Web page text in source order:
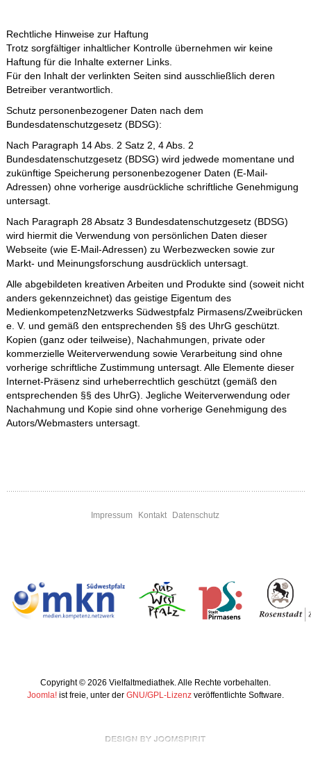
Rechtliche Hinweise zur Haftung
Trotz sorgfältiger inhaltlicher Kontrolle übernehmen wir keine
Haftung für die Inhalte externer Links.
Für den Inhalt der verlinkten Seiten sind ausschließlich deren
Betreiber verantwortlich.
Schutz personenbezogener Daten nach dem
Bundesdatenschutzgesetz (BDSG):
Nach Paragraph 14 Abs. 2 Satz 2, 4 Abs. 2
Bundesdatenschutzgesetz (BDSG) wird jedwede momentane und
zukünftige Speicherung personenbezogener Daten (E-Mail-
Adressen) ohne vorherige ausdrückliche schriftliche Genehmigung
untersagt.
Nach Paragraph 28 Absatz 3 Bundesdatenschutzgesetz (BDSG)
wird hiermit die Verwendung von persönlichen Daten dieser
Webseite (wie E-Mail-Adressen) zu Werbezwecken sowie zur
Markt- und Meinungsforschung ausdrücklich untersagt.
Alle abgebildeten kreativen Arbeiten und Produkte sind (soweit nicht
anders gekennzeichnet) das geistige Eigentum des
MedienkompetenzNetzwerks Südwestpfalz Pirmasens/Zweibrücken
e. V. und gemäß den entsprechenden §§ des UhrG geschützt.
Kopien (ganz oder teilweise), Nachahmungen, private oder
kommerzielle Weiterverwendung sowie Verarbeitung sind ohne
vorherige schriftliche Zustimmung untersagt. Alle Elemente dieser
Internet-Präsenz sind urheberrechtlich geschützt (gemäß den
entsprechenden §§ des UhrG). Jegliche Weiterverwendung oder
Nachahmung und Kopie sind ohne vorherige Genehmigung des
Autors/Webmasters untersagt.
Impressum Kontakt Datenschutz
Copyright © 2026 Vielfaltmediathek. Alle Rechte vorbehalten.
Joomla!ist freie, unter der GNU/GPL-Lizenzveröffentlichte Software.